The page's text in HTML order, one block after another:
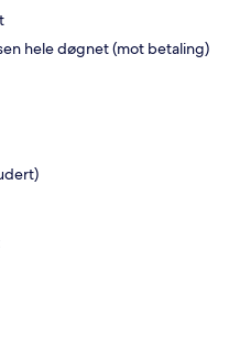
hele døgnet (mot betaling)